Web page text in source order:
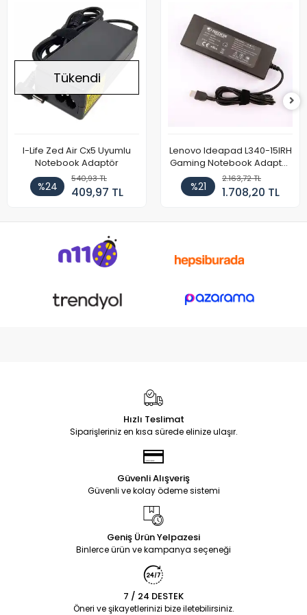
Tükendi
I-Life Zed Air Cx5 Uyumlu
Notebook Adaptör
%24
540,93 TL
409,97 TL
Lenovo Ideapad L340-15IRH
Gaming Notebook Adaptör
Cihazı Şarj Aleti (150W)
%21
2.163,72 TL
1.708,20 TL
Hızlı Teslimat
Siparişleriniz en kısa sürede elinize ulaşır.
Güvenli Alışveriş
Güvenli ve kolay ödeme sistemi
Geniş Ürün Yelpazesi
Binlerce ürün ve kampanya seçeneği
7 / 24 DESTEK
Öneri ve şikayetlerinizi bize iletebilirsiniz.